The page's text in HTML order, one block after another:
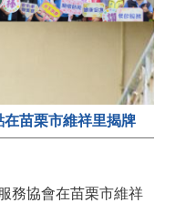
苗栗市維祥里揭牌
務協會在苗栗市維祥